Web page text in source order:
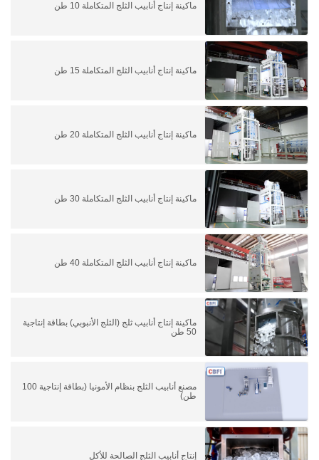
ماكينة إنتاج أنابيب الثلج المتكاملة 10 طن
ماكينة إنتاج أنابيب الثلج المتكاملة 15 طن
ماكينة إنتاج أنابيب الثلج المتكاملة 20 طن
ماكينة إنتاج أنابيب الثلج المتكاملة 30 طن
ماكينة إنتاج أنابيب الثلج المتكاملة 40 طن
ماكينة إنتاج أنابيب ثلج (الثلج الأنبوبي) بطاقة إنتاجية
50 طن
مصنع أنابيب الثلج بنظام الأمونيا (بطاقة إنتاجية 100
طن)
إنتاج أنابيب الثلج الصالحة للأكل